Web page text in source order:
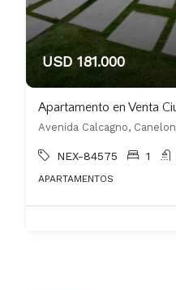
USD 181.000
Apartamento en Venta
Avenida Calcagno,
NEX-84575 1
APARTAMENTOS